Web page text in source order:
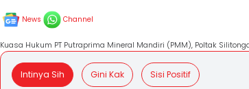
News Channel
Kuasa Hukum PT Putraprima Mineral Mandiri (PMM), Poltak
Intinya Sih Gini Kak Sisi Positif